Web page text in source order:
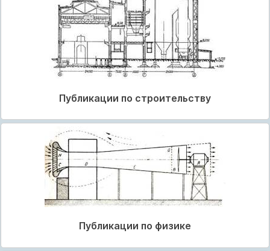
Публикации по строительству
Публикации по физике